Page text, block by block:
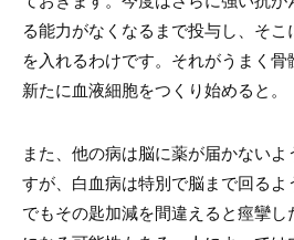
る能力がなくなるまで投与し、そ
を入れるわけです。それがうまく骨
新たに血液細胞をつくり始めると。
また、他の病は脳に薬が届かない
すが、白血病は特別で脳まで回る
でもその匙加減を間違えると痙攣